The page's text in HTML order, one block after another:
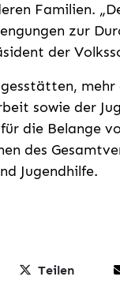
Familien.
zur
der
sowie der
die Belange
des
Jugendhilfe.
Teilen